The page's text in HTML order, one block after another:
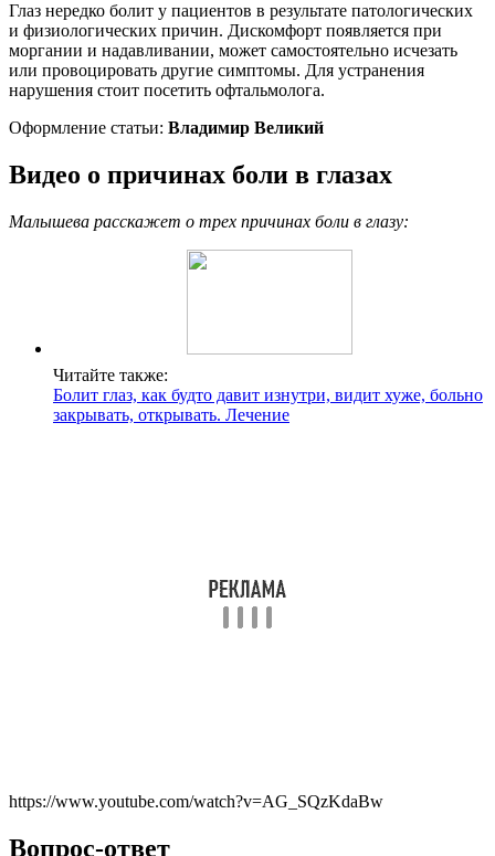
Глаз нередко болит у пациентов в результате патологических
и физиологических причин. Дискомфорт появляется при
моргании и надавливании, может самостоятельно исчезать
или провоцировать другие симптомы. Для устранения
нарушения стоит посетить офтальмолога.
Оформление статьи: Владимир Великий
Видео о причинах боли в глазах
Малышева расскажет о трех причинах боли в глазу:
Читайте также:
Болит глаз, как будто давит изнутри, видит хуже, больно
закрывать, открывать. Лечение
https://www.youtube.com/watch?v=AG_SQzKdaBw
Вопрос-ответ